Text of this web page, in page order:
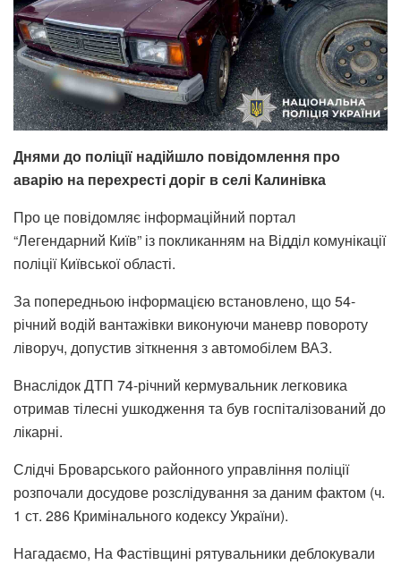
Днями до поліції надійшло повідомлення про
аварію на перехресті доріг в селі Калинівка
Про це повідомляє інформаційний портал
“Легендарний Київ” із покликанням на Відділ комунікації
поліції Київської області.
За попередньою інформацією встановлено, що 54-
річний водій вантажівки виконуючи маневр повороту
ліворуч, допустив зіткнення з автомобілем ВАЗ.
Внаслідок ДТП 74-річний кермувальник легковика
отримав тілесні ушкодження та був госпіталізований до
лікарні.
Слідчі Броварського районного управління поліції
розпочали досудове розслідування за даним фактом (ч.
1 ст. 286 Кримінального кодексу України).
Нагадаємо, На Фастівщині рятувальники деблокували